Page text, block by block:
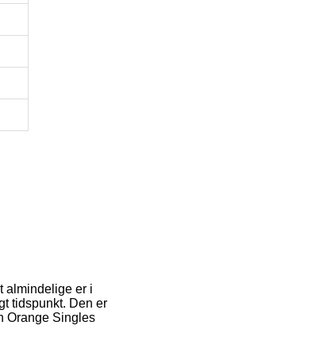
almindelige er i
tidspunkt. Den er
Orange Singles